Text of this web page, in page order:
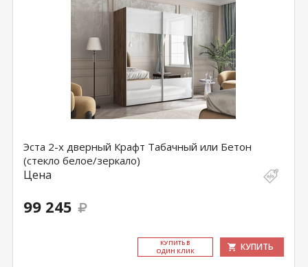
Эста 2-х дверный Крафт Табачный или Бетон
(стекло белое/зеркало)
Цена
99 245
КУ­ПИТЬ В
ОДИН КЛИК
КУПИТЬ